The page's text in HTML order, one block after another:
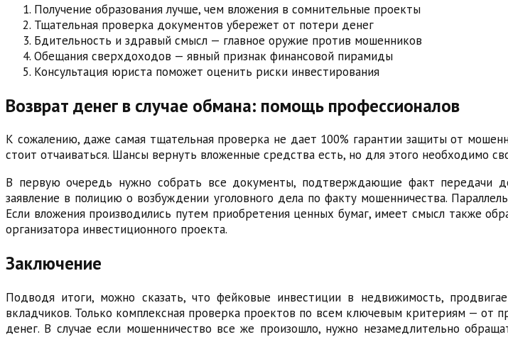
Получение образования лучше, чем вложения в сомнительные проекты
Тщательная проверка документов убережет от потери денег
Бдительность и здравый смысл — главное оружие против мошенников
Обещания сверхдоходов — явный признак финансовой пирамиды
Консультация юриста поможет оценить риски инвестирования
Возврат денег в случае обмана: помощь профессионалов
К сожалению, даже самая тщательная проверка не дает 100% гарантии защиты от
стоит отчаиваться. Шансы вернуть вложенные средства есть, но для этого необходимо
В первую очередь нужно собрать все документы, подтверждающие факт передачи
заявление в полицию о возбуждении уголовного дела по факту мошенничества.
Если вложения производились путем приобретения ценных бумаг, имеет смысл также
организатора инвестиционного проекта.
Заключение
Подводя итоги, можно сказать, что фейковые инвестиции в недвижимость,
вкладчиков. Только комплексная проверка проектов по всем ключевым критериям —
денег. В случае если мошенничество все же произошло, нужно незамедлительно